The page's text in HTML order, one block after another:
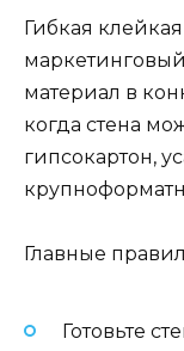
Гибкая
материал в
когда стена
гипсокартон,
Главные
Готовьте